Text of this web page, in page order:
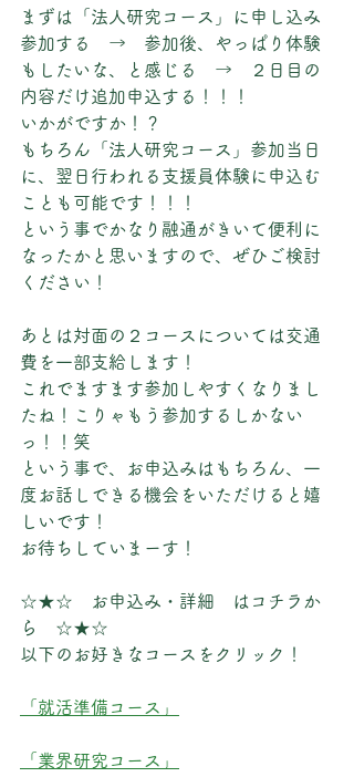
まずは「法人研究コース」に申し込み
参加する　→　参加後、やっぱり体験
もしたいな、と感じる　→　２日目の
内容だけ追加申込する！！！
いかがですか！？
もちろん「法人研究コース」参加当日
に、翌日行われる支援員体験に申込む
ことも可能です！！！
という事でかなり融通がきいて便利に
なったかと思いますので、ぜひご検討
ください！
あとは対面の２コースについては交通
費を一部支給します！
これでますます参加しやすくなりまし
たね！こりゃもう参加するしかない
っ！！笑
という事で、お申込みはもちろん、一
度お話しできる機会をいただけると嬉
しいです！
お待ちしていまーす！
☆★☆　お申込み・詳細　はコチラか
ら　☆★☆
以下のお好きなコースをクリック！
「就活準備コース」
「業界研究コース」